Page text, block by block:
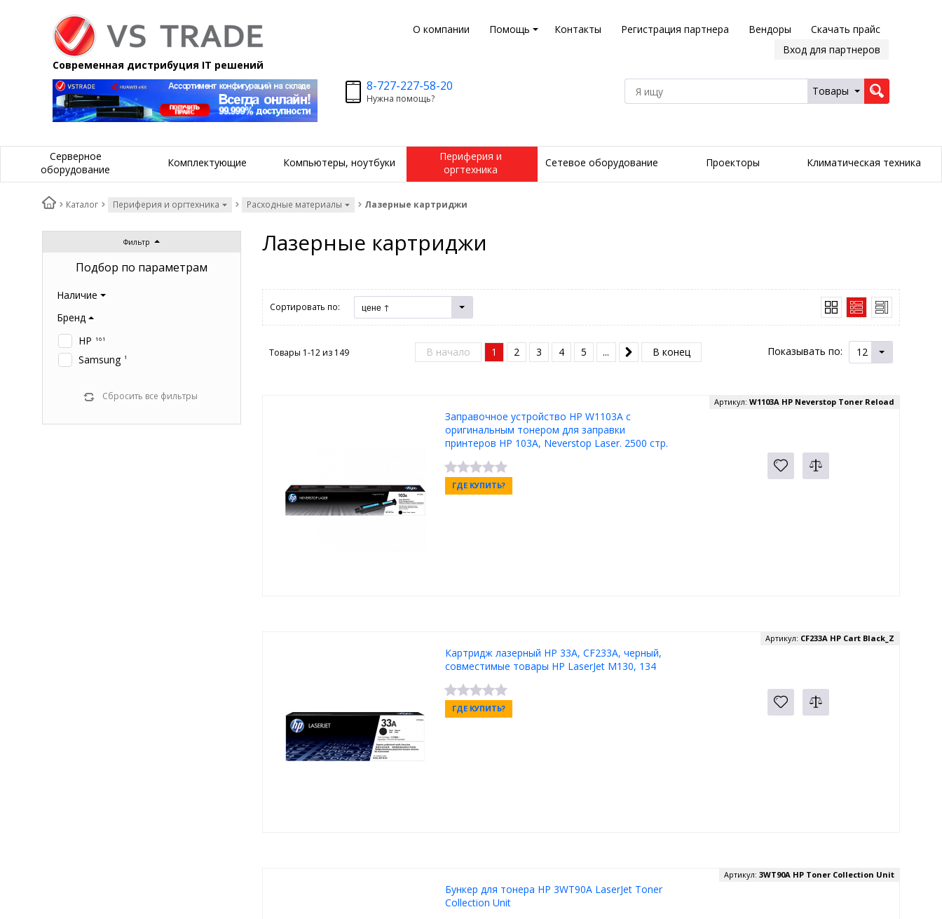
О компании Помощь Контакты Регистрация партнера Вендоры
Скачать прайс
Вход для партнеров
Современная дистрибуция IT решений
8-727-227-58-20
Нужна помощь?
Товары
Серверное
оборудование
Комплектующие Компьютеры, ноутбуки
Периферия и
оргтехника
Сетевое оборудование Проекторы Климатическая техника
Каталог Периферия и оргтехника Расходные материалы Лазерные картриджи
Фильтр
Подбор по параметрам
Наличие
Бренд
HP
161
Samsung 1
Сбросить все фильтры
Лазерные картриджи
Сортировать по: цене ↑
Показывать по: 12
Товары 1-12 из 149 В начало 1 2 3 4 5 ... В конец
Заправочное устройство HP W1103A с
оригинальным тонером для заправки
принтеров HP 103A, Neverstop Laser. 2500 стр.
Артикул: W1103A HP Neverstop Toner Reload
ГДЕ КУПИТЬ?
Картридж лазерный HP 33A, CF233A, черный,
совместимые товары HP LaserJet M130, 134
Артикул: CF233A HP Cart Black_Z
ГДЕ КУПИТЬ?
Бункер для тонера HP 3WT90A LaserJet Toner
Collection Unit
Артикул: 3WT90A HP Toner Collection Unit